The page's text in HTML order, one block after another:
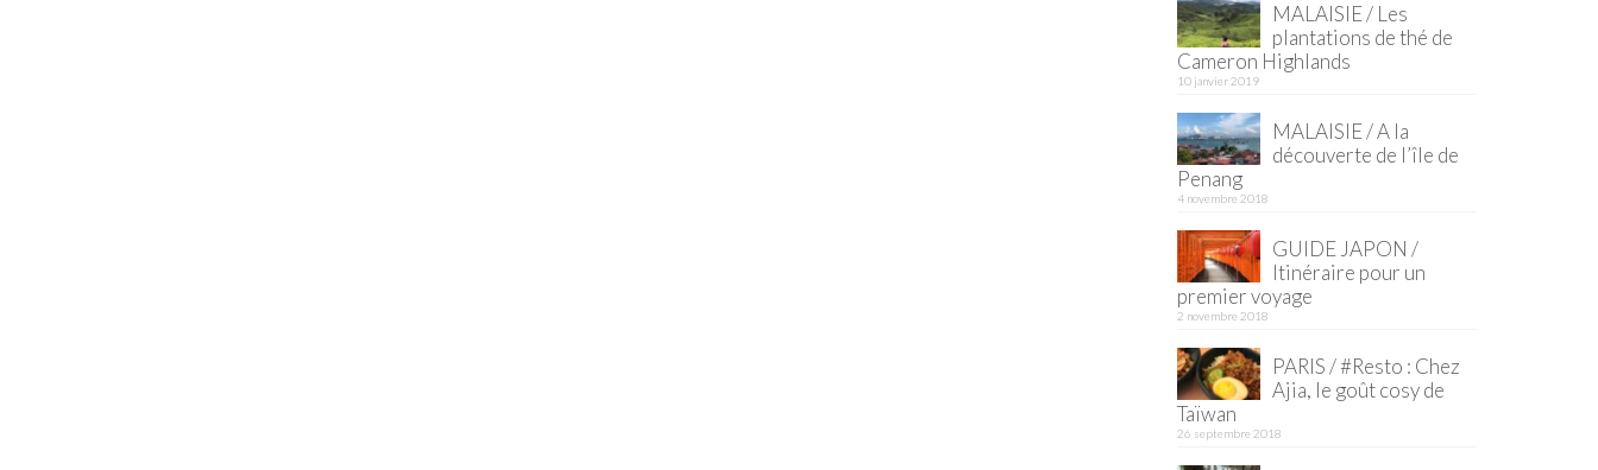
MALAISIE / Les
plantations de thé de
Cameron Highlands
10 janvier 2019
MALAISIE / A la
découverte de l’île de
Penang
4 novembre 2018
GUIDE JAPON /
Itinéraire pour un
premier voyage
2 novembre 2018
PARIS / #Resto : Chez
Ajia, le goût cosy de
Taïwan
26 septembre 2018